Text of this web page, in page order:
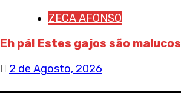
ZECA AFONSO
Eh pá! Estes gajos são malucos
2 de Agosto, 2026